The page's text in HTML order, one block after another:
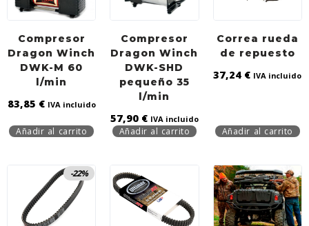
Compresor
Dragon Winch
DWK-M 60
l/min
83,85 € IVA incluido
Añadir al carrito
Compresor
Dragon Winch
DWK-SHD
pequeño 35
l/min
57,90 € IVA incluido
Añadir al carrito
Correa rueda
de repuesto
37,24 € IVA incluido
Añadir al carrito
-22%